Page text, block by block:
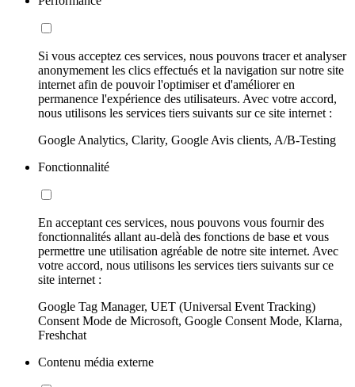
Si vous acceptez ces services, nous pouvons tracer et analyser
anonymement les clics effectués et la navigation sur notre site
internet afin de pouvoir l'optimiser et d'améliorer en
permanence l'expérience des utilisateurs. Avec votre accord,
nous utilisons les services tiers suivants sur ce site internet :
Google Analytics, Clarity, Google Avis clients, A/B-Testing
Fonctionnalité
En acceptant ces services, nous pouvons vous fournir des
fonctionnalités allant au-delà des fonctions de base et vous
permettre une utilisation agréable de notre site internet. Avec
votre accord, nous utilisons les services tiers suivants sur ce
site internet :
Google Tag Manager, UET (Universal Event Tracking)
Consent Mode de Microsoft, Google Consent Mode, Klarna,
Freshchat
Contenu média externe